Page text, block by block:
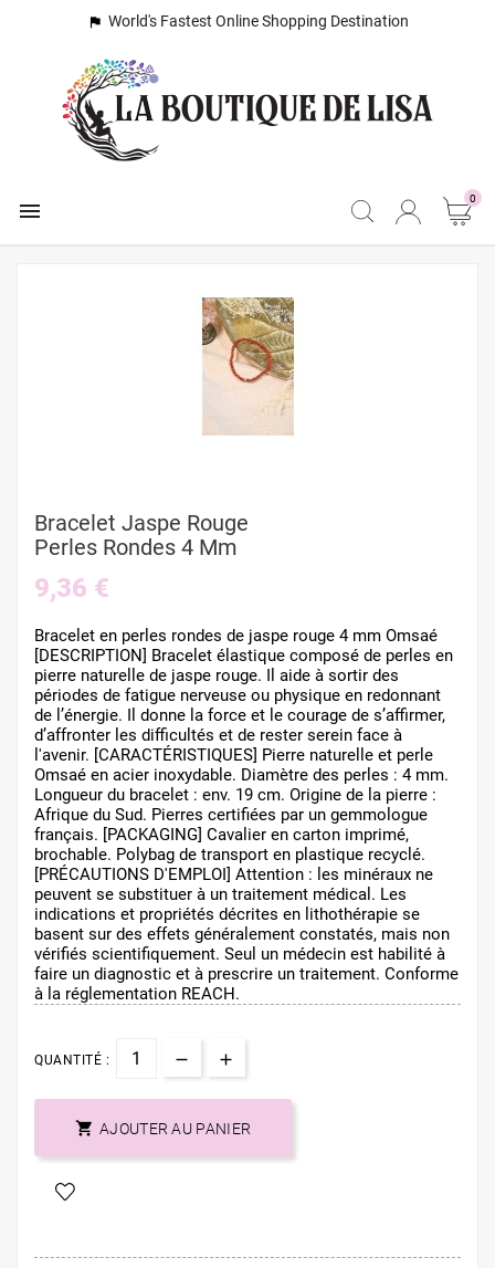
 World's Fastest Online Shopping Destination
 0
Bracelet Jaspe Rouge
Perles Rondes 4 Mm
9,36 €
Bracelet en perles rondes de jaspe rouge 4 mm Omsaé
[DESCRIPTION] Bracelet élastique composé de perles en
pierre naturelle de jaspe rouge. Il aide à sortir des
périodes de fatigue nerveuse ou physique en redonnant
de l’énergie. Il donne la force et le courage de s’affirmer,
d’affronter les difficultés et de rester serein face à
l'avenir. [CARACTÉRISTIQUES] Pierre naturelle et perle
Omsaé en acier inoxydable. Diamètre des perles : 4 mm.
Longueur du bracelet : env. 19 cm. Origine de la pierre :
Afrique du Sud. Pierres certifiées par un gemmologue
français. [PACKAGING] Cavalier en carton imprimé,
brochable. Polybag de transport en plastique recyclé.
[PRÉCAUTIONS D'EMPLOI] Attention : les minéraux ne
peuvent se substituer à un traitement médical. Les
indications et propriétés décrites en lithothérapie se
basent sur des effets généralement constatés, mais non
vérifiés scientifiquement. Seul un médecin est habilité à
faire un diagnostic et à prescrire un traitement. Conforme
à la réglementation REACH.
QUANTITÉ :
 AJOUTER AU PANIER